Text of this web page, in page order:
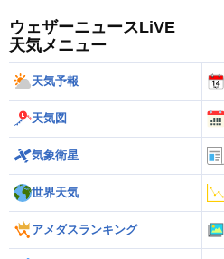
ウェザーニュースLiVE
天気メニュー
天気予報
天気図
気象衛星
世界天気
アメダスランキング